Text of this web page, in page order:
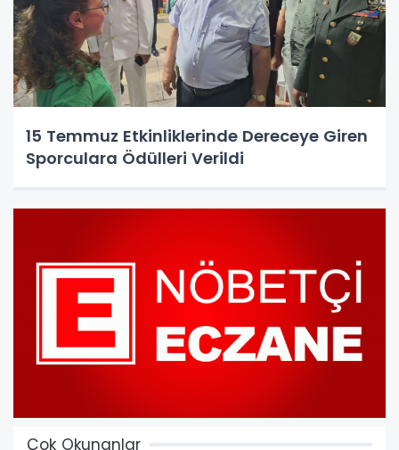
15 Temmuz Etkinliklerinde Dereceye Giren
Sporculara Ödülleri Verildi
Çok Okunanlar